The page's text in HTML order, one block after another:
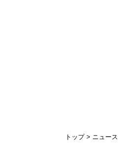
トップ ニュース